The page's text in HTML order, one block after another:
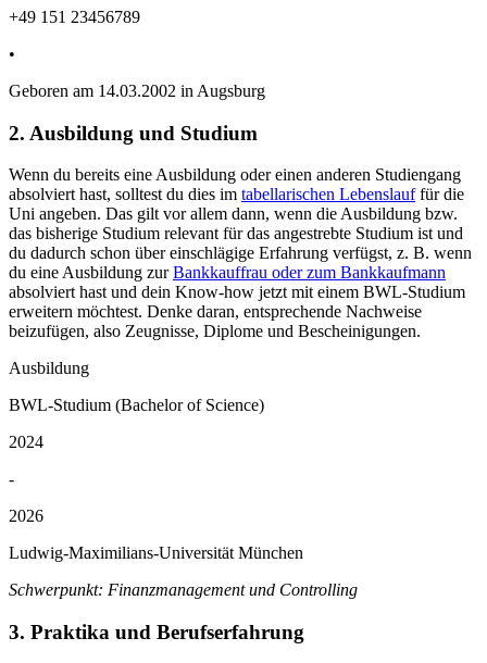
+49 151 23456789
•
Geboren am 14.03.2002 in Augsburg
2. Ausbildung und Studium
Wenn du bereits eine Ausbildung oder einen anderen Studiengang
absolviert hast, solltest du dies im tabellarischen Lebenslauffür die
Uni angeben. Das gilt vor allem dann, wenn die Ausbildung bzw.
das bisherige Studium relevant für das angestrebte Studium ist und
du dadurch schon über einschlägige Erfahrung verfügst, z. B. wenn
du eine Ausbildung zurBankkauffrau oder zum Bankkaufmann
absolviert hast und dein Know-how jetzt mit einem BWL-Studium
erweitern möchtest. Denke daran, entsprechende Nachweise
beizufügen, also Zeugnisse, Diplome und Bescheinigungen.
Ausbildung
BWL-Studium (Bachelor of Science)
2024
-
2026
Ludwig-Maximilians-Universität München
Schwerpunkt: Finanzmanagement und Controlling
3. Praktika und Berufserfahrung